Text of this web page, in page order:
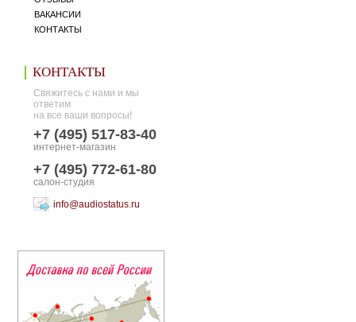
ВАКАНСИИ
КОНТАКТЫ
КОНТАКТЫ
Свяжитесь с нами и мы
ответим
на все ваши вопросы!
+7 (495) 517-83-40
интернет-магазин
+7 (495) 772-61-80
салон-студия
info@audiostatus.ru